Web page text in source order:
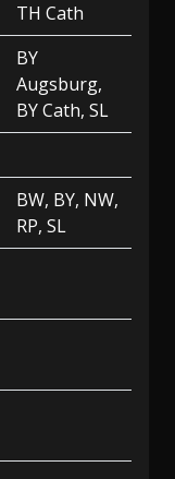
TH Cath
BY
Augsburg,
BY Cath, SL
BW, BY, NW,
RP, SL